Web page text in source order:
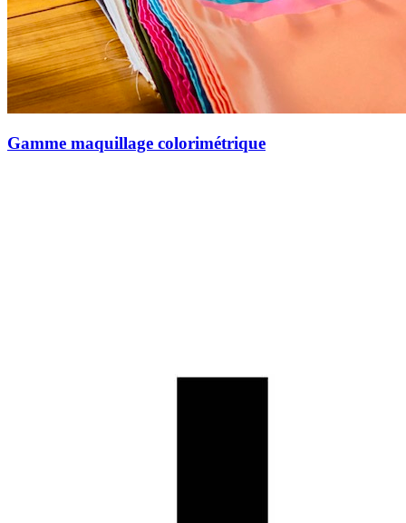
Gamme maquillage colorimétrique